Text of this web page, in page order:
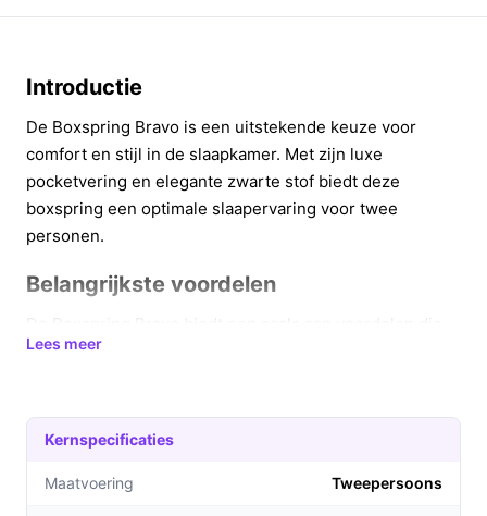
Introductie
De Boxspring Bravo is een uitstekende keuze voor
comfort en stijl in de slaapkamer. Met zijn luxe
pocketvering en elegante zwarte stof biedt deze
boxspring een optimale slaapervaring voor twee
personen.
Belangrijkste voordelen
bijdragen aan een betere nachtrust en een stijlvolle
**Optimale ondersteuning:** Dankzij de luxe
pocketvering met 7 comfortzones, biedt deze
boxspring de juiste ondersteuning voor elk
Lees meer
Kernspecificaties
Maatvoering Tweepersoons